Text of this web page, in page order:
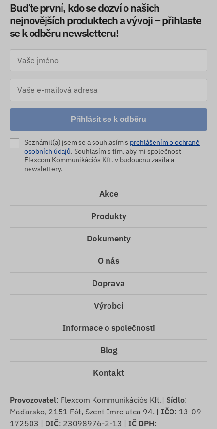
Buďte první, kdo se dozví o našich
nejnovějších produktech a vývoji – přihlaste
se k odběru newsletteru!
Přihlásit se k odběru
Seznámil(a) jsem se a souhlasím s prohlášením o ochraně
osobních údajů. Souhlasím s tím, aby mi společnost
Flexcom Kommunikációs Kft. v budoucnu zasílala
newslettery.
Akce
Produkty
Dokumenty
O nás
Doprava
Výrobci
Informace o společnosti
Blog
Kontakt
Provozovatel: Flexcom Kommunikációs Kft.| Sídlo:
Maďarsko, 2151 Fót, Szent Imre utca 94. | IČO: 13-09-
172503 | DIČ: 23098976-2-13 | IČ DPH: